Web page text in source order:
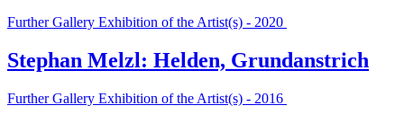
Further Gallery Exhibition of the Artist(s) - 2020
Stephan Melzl: Helden, Grundanstrich
Further Gallery Exhibition of the Artist(s) - 2016